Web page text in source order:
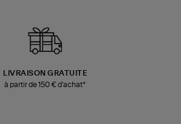
LIVRAISON GRATUITE
à partir de 150 € d'achat*